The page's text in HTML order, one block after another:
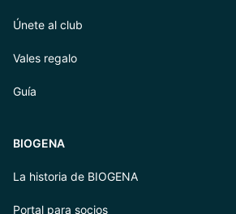
Únete al club
Vales regalo
Guía
BIOGENA
La historia de BIOGENA
Portal para socios